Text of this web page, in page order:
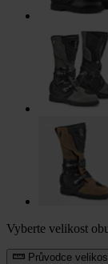
Vyberte velikost
Průvodce